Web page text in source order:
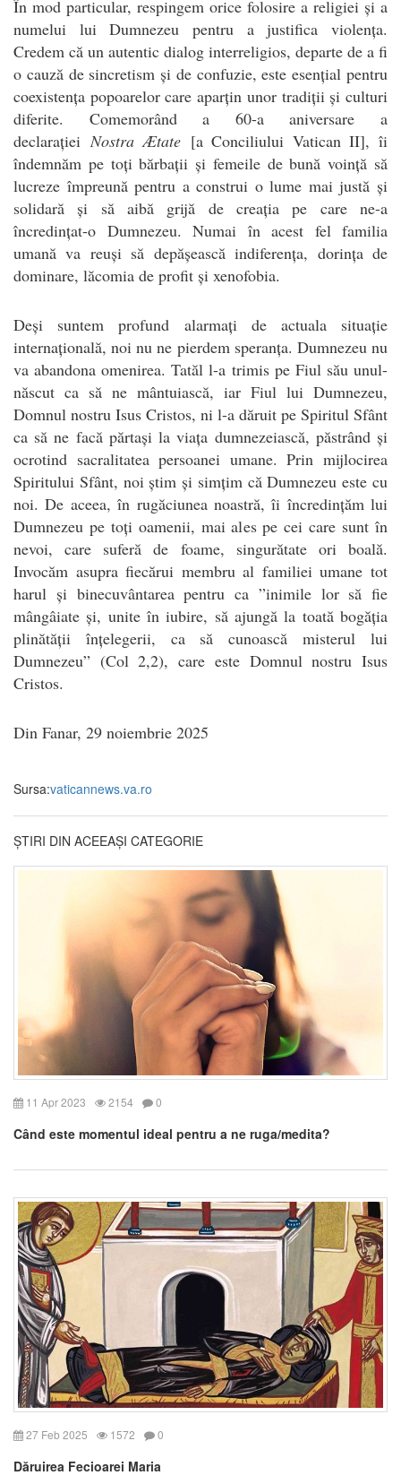
În mod particular, respingem orice folosire a religiei și a
numelui lui Dumnezeu pentru a justifica violența.
Credem că un autentic dialog interreligios, departe de a fi
o cauză de sincretism și de confuzie, este esențial pentru
coexistența popoarelor care aparțin unor tradiții și culturi
diferite. Comemorând a 60-a aniversare a
declarației Nostra Ætate [a Conciliului Vatican II], îi
îndemnăm pe toți bărbații și femeile de bună voință să
lucreze împreună pentru a construi o lume mai justă și
solidară și să aibă grijă de creația pe care ne-a
încredințat-o Dumnezeu. Numai în acest fel familia
umană va reuși să depășească indiferența, dorința de
dominare, lăcomia de profit și xenofobia.
Deși suntem profund alarmați de actuala situație
internațională, noi nu ne pierdem speranța. Dumnezeu nu
va abandona omenirea. Tatăl l-a trimis pe Fiul său unul-
născut ca să ne mântuiască, iar Fiul lui Dumnezeu,
Domnul nostru Isus Cristos, ni l-a dăruit pe Spiritul Sfânt
ca să ne facă părtași la viața dumnezeiască, păstrând și
ocrotind sacralitatea persoanei umane. Prin mijlocirea
Spiritului Sfânt, noi știm și simțim că Dumnezeu este cu
noi. De aceea, în rugăciunea noastră, îi încredințăm lui
Dumnezeu pe toți oamenii, mai ales pe cei care sunt în
nevoi, care suferă de foame, singurătate ori boală.
Invocăm asupra fiecărui membru al familiei umane tot
harul și binecuvântarea pentru ca ”inimile lor să fie
mângâiate și, unite în iubire, să ajungă la toată bogăția
plinătății înțelegerii, ca să cunoască misterul lui
Dumnezeu” (Col 2,2), care este Domnul nostru Isus
Cristos.
Din Fanar, 29 noiembrie 2025
Sursa:vaticannews.va.ro
ȘTIRI DIN ACEEAȘI CATEGORIE
11 Apr 2023 2154 0
Când este momentul ideal pentru a ne ruga/medita?
27 Feb 2025 1572 0
Dăruirea Fecioarei Maria